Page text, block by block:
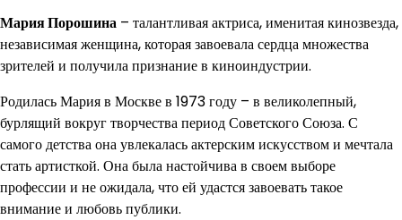
Мария Порошина – талантливая актриса, именитая кинозвезда,
независимая женщина, которая завоевала сердца множества
зрителей и получила признание в киноиндустрии.
Родилась Мария в Москве в 1973 году – в великолепный,
бурлящий вокруг творчества период Советского Союза. С
самого детства она увлекалась актерским искусством и мечтала
стать артисткой. Она была настойчива в своем выборе
профессии и не ожидала, что ей удастся завоевать такое
внимание и любовь публики.